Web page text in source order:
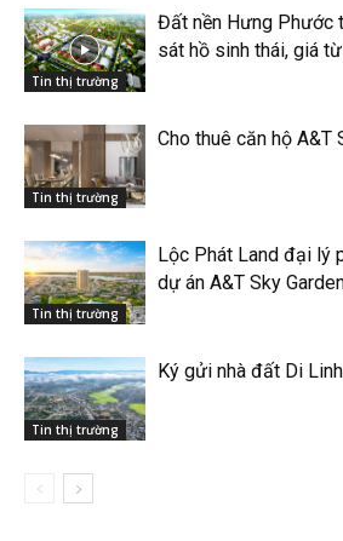
Tin thị trường
Đất nền Hưng Phước
sát hồ sinh thái, giá
Tin thị trường
Cho thuê căn hộ A&T
Tin thị trường
Lộc Phát Land đại lý
dự án A&T Sky
Tin thị trường
Ký gửi nhà đất Di Linh